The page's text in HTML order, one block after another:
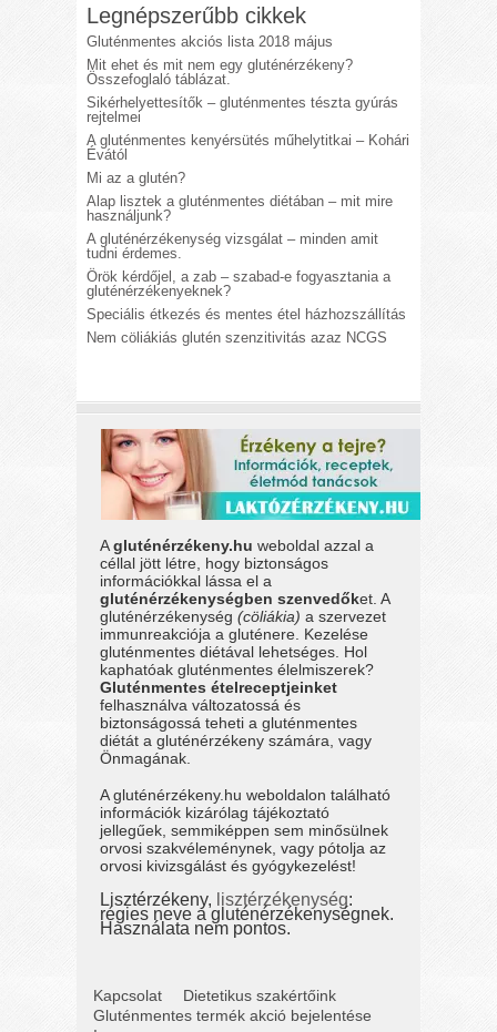
Legnépszerűbb cikkek
Gluténmentes akciós lista 2018 május
Mit ehet és mit nem egy gluténérzékeny?
Összefoglaló táblázat.
Sikérhelyettesítők – gluténmentes tészta gyúrás
rejtelmei
A gluténmentes kenyérsütés műhelytitkai – Kohári
Évától
Mi az a glutén?
Alap lisztek a gluténmentes diétában – mit mire
használjunk?
A gluténérzékenység vizsgálat – minden amit
tudni érdemes.
Örök kérdőjel, a zab – szabad-e fogyasztania a
gluténérzékenyeknek?
Speciális étkezés és mentes étel házhozszállítás
Nem cöliákiás glutén szenzitivitás azaz NCGS
Agluténérzékeny.hu weboldal azzal a
céllal jött létre, hogy biztonságos
információkkal lássa el a
gluténérzékenységben szenvedőket. A
gluténérzékenység(cöliákia) a szervezet
immunreakciója a gluténere. Kezelése
gluténmentes diétával lehetséges. Hol
kaphatóak gluténmentes élelmiszerek?
Gluténmentes ételreceptjeinket
felhasználva változatossá és
biztonságossá teheti a gluténmentes
diétát a gluténérzékeny számára, vagy
Önmagának.
A gluténérzékeny.hu weboldalon található
információk kizárólag tájékoztató
jellegűek, semmiképpen sem minősülnek
orvosi szakvéleménynek, vagy pótolja az
orvosi kivizsgálást és gyógykezelést!
Lisztérzékeny, lisztérzékenység:
régies neve a gluténérzékenységnek.
Használata nem pontos.
Kapcsolat
Dietetikus szakértőink
Gluténmentes termék akció bejelentése